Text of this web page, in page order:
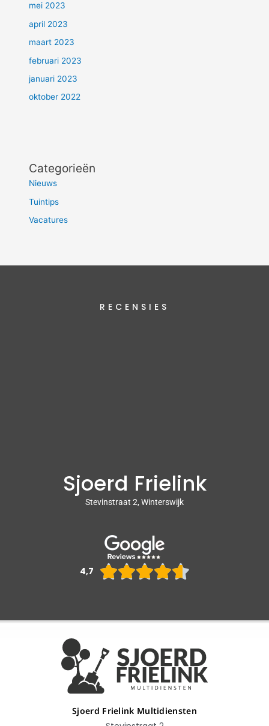
mei 2023
april 2023
maart 2023
februari 2023
januari 2023
oktober 2022
Categorieën
Nieuws
Tuintips
Vacatures
RECENSIES
Sjoerd Frielink
Stevinstraat 2, Winterswijk
4,7 
Sjoerd Frielink Multidiensten